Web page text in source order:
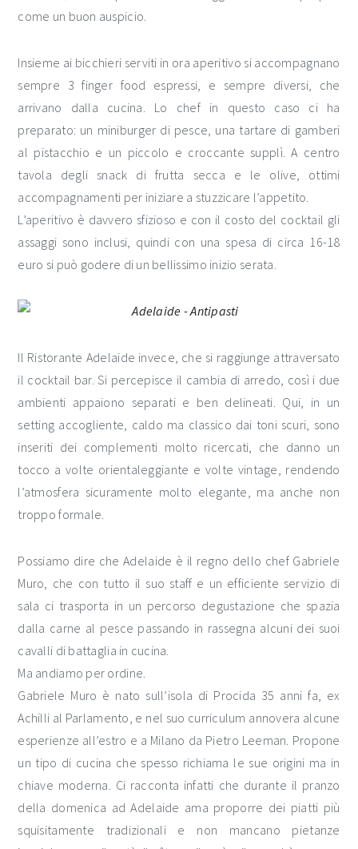
come un buon auspicio.
Insieme ai bicchieri serviti in ora aperitivo si accompagnano
sempre 3 finger food espressi, e sempre diversi, che
arrivano dalla cucina. Lo chef in questo caso ci ha
preparato: un miniburger di pesce, una tartare di gamberi
al pistacchio e un piccolo e croccante supplì. A centro
tavola degli snack di frutta secca e le olive, ottimi
accompagnamenti per iniziare a stuzzicare l’appetito.
L’aperitivo è davvero sfizioso e con il costo del cocktail gli
assaggi sono inclusi, quindi con una spesa di circa 16-18
euro si può godere di un bellissimo inizio serata.
Il Ristorante Adelaide invece, che si raggiunge attraversato
il cocktail bar. Si percepisce il cambia di arredo, così i due
ambienti appaiono separati e ben delineati. Qui, in un
setting accogliente, caldo ma classico dai toni scuri, sono
inseriti dei complementi molto ricercati, che danno un
tocco a volte orientaleggiante e volte vintage, rendendo
l’atmosfera sicuramente molto elegante, ma anche non
troppo formale.
Possiamo dire che Adelaide è il regno dello chef Gabriele
Muro, che con tutto il suo staff e un efficiente servizio di
sala ci trasporta in un percorso degustazione che spazia
dalla carne al pesce passando in rassegna alcuni dei suoi
cavalli di battaglia in cucina.
Ma andiamo per ordine.
Gabriele Muro è nato sull’isola di Procida 35 anni fa, ex
Achilli al Parlamento, e nel suo curriculum annovera alcune
esperienze all’estro e a Milano da Pietro Leeman. Propone
un tipo di cucina che spesso richiama le sue origini ma in
chiave moderna. Ci racconta infatti che durante il pranzo
della domenica ad Adelaide ama proporre dei piatti più
squisitamente tradizionali e non mancano pietanze